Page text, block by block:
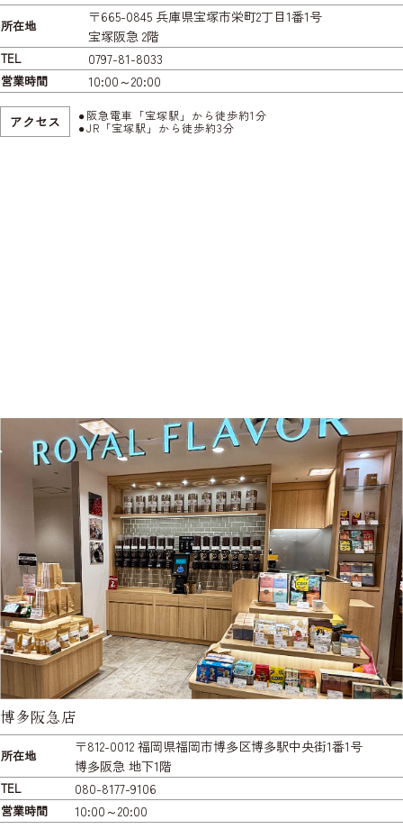
所在地
〒665-0845 兵庫県宝塚市栄町2丁目1番1号
宝塚阪急 2階
TEL 0797-81-8033
営業時間 10:00～20:00
アクセス
阪急電車「宝塚駅」から徒歩約1分
JR「宝塚駅」から徒歩約3分
博多阪急店
所在地
〒812-0012 福岡県福岡市博多区博多駅中央街1番1号
博多阪急 地下1階
TEL 080-8177-9106
営業時間 10:00～20:00